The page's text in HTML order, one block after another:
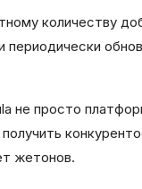
количеству
периодически
не просто
жетонов.